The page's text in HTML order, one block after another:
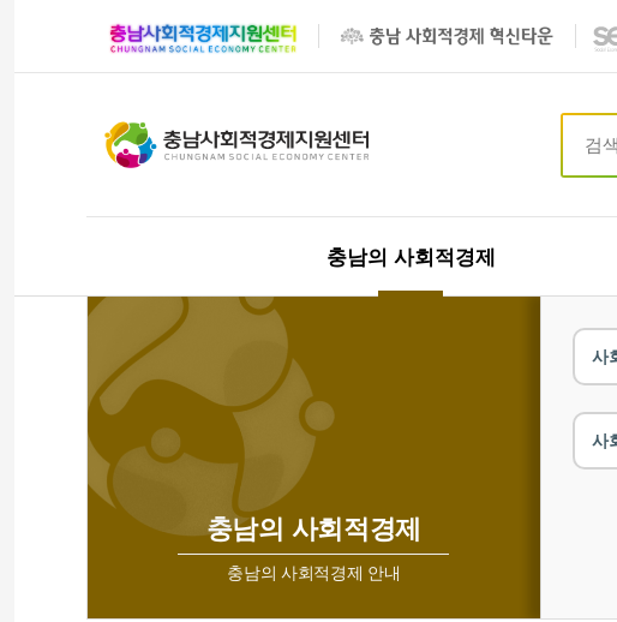
충남의 사회적경제
충남의 사회적경제
충남의 사회적경제 안내
사
사